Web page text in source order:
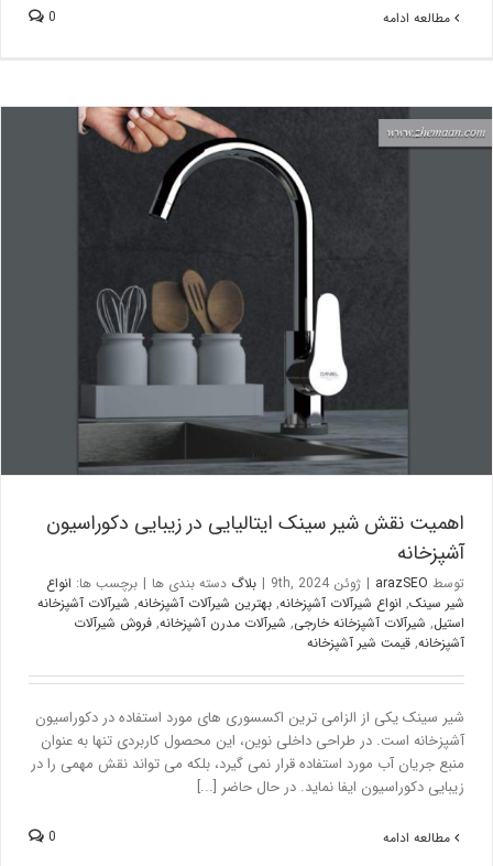
مطالعه ادامه
اهمیت نقش شیر سینک ایتالیایی در زیبایی دکوراسیون آشپزخانه
اهمیت نقش شیر سینک ایتالیایی در زیبایی دکوراسیون
آشپزخانه
توسطarazSEO
| ژوئن 9th, 2024 | بلاگدسته بندی ها برچسب ها: انواع
شیر سینک,انواع شیرآلات آشپزخانه,بهترین شیرآلات آشپزخانه,شیرآلات آشپزخانه
استیل,شیرآلات آشپزخانه خارجی,شیرآلات مدرن آشپزخانه,فروش شیرآلات
آشپزخانه,قیمت شیر آشپزخانه
شیر سینک یکی از الزامی ترین اکسسوری های مورد استفاده در دکوراسیون
آشپزخانه است. در طراحی داخلی نوین، این محصول کاربردی تنها به عنوان
منبع جریان آب مورد استفاده قرار نمی گیرد، بلکه می تواند نقش مهمی را در
زیبایی دکوراسیون ایفا نماید. در حال حاضر [...]
مطالعه ادامه